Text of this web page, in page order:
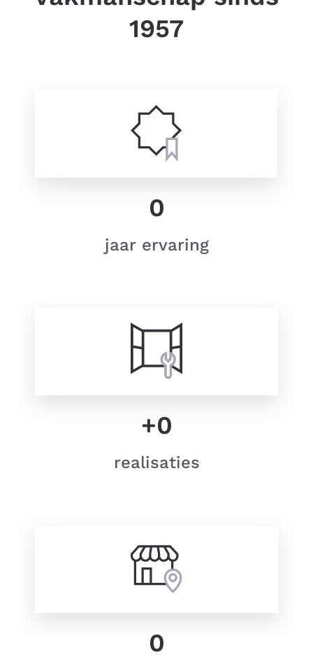
1957
jaar ervaring
0
realisaties
+0
0